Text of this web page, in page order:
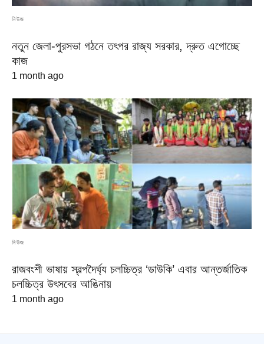
নিউজ
নতুন জেলা-পুরসভা গঠনে তৎপর রাজ্য সরকার, দ্রুত এগোচ্ছে
কাজ
1 month ago
নিউজ
রাজবংশী ভাষায় স্বল্পদৈর্ঘ্য চলচ্চিত্র ‘ডাউকি’ এবার আন্তর্জাতিক
চলচ্চিত্র উৎসবের আঙিনায়
1 month ago